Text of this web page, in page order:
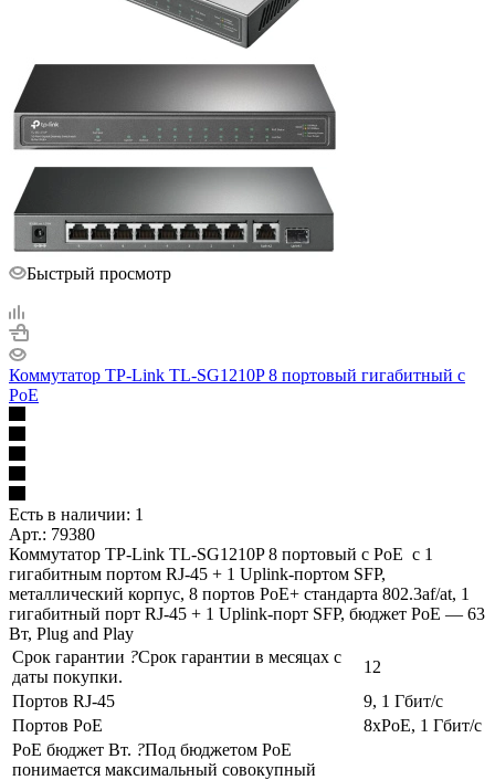
Быстрый просмотр
Коммутатор TP-Link TL-SG1210P 8 портовый гигабитный с
PoE
Есть в наличии: 1
Арт.: 79380
Коммутатор TP-Link TL-SG1210P 8 портовый с PoE с 1
гигабитным портом RJ-45 + 1 Uplink-портом SFP,
металлический корпус, 8 портов PoE+ стандарта 802.3af/at, 1
гигабитный порт RJ-45 + 1 Uplink-порт SFP, бюджет PoE — 63
Вт, Plug and Play
Срок гарантии ?Срок гарантии в месяцах с
даты покупки.
12
Портов RJ-45
9, 1 Гбит/с
Портов PoE
8xPoE, 1 Гбит/с
PoE бюджет Вт. ?Под бюджетом PoE
понимается максимальный совокупный